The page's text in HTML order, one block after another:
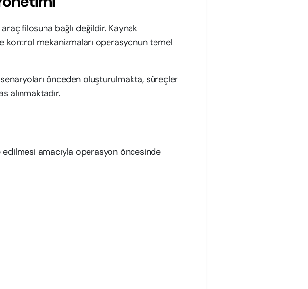
araç filosuna bağlı değildir. Kaynak
kontrol mekanizmaları operasyonun temel
önceden oluşturulmakta, süreçler
alınmaktadır.
amacıyla operasyon öncesinde